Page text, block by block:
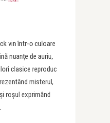
vin într-o culoare
nuanțe de auriu,
clasice reproduc
misterul,
roșul exprimând